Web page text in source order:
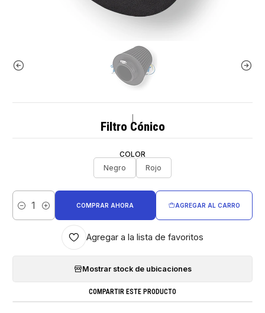
Filtro Cónico
COLOR
Negro
Rojo
Cantidad
AGREGAR AL CARRO
COMPRAR AHORA
Agregar a la lista de favoritos
Mostrar stock de ubicaciones
COMPARTIR ESTE PRODUCTO